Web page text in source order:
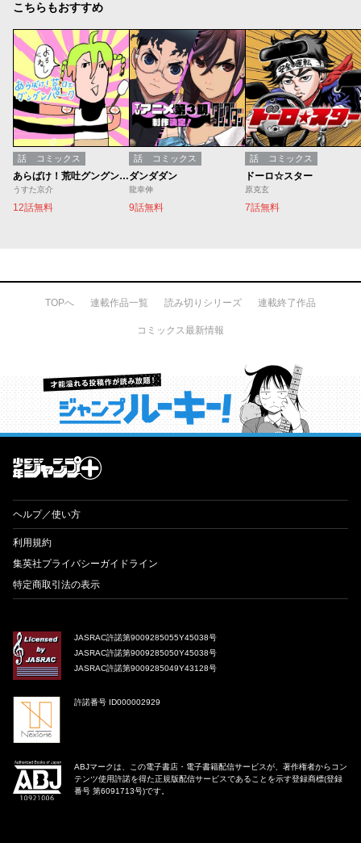
こちらもおすすめ
話 コミックス
あらばけ！荒吐グングンパーク
うすた京介
12話無料
話 コミックス
ダンダダン
龍幸伸
9話無料
話 コミックス
ドーロ☆スター
原克玄
7話無料
TOPへ 連載作品一覧 読み切りシリーズ 連載終了作品
コミックス最新情報
才能溢れる投稿作が読み放題！ ジャンプルーキー！
ヘルプ／使い方
利用規約
集英社プライバシーガイドライン
特定商取引法の表示
JASRAC許諾第9009285055Y45038号
JASRAC許諾第9009285050Y45038号
JASRAC許諾第9009285049Y43128号
許諾番号 ID000002929
ABJマークは、この電子書店・電子書籍配信サービスが、著作権者からコン
テンツ使用許諾を得た正規版配信サービスであることを示す登録商標(登録
番号 第6091713号)です。